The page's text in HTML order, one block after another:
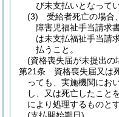
び未支払いとなって
(3)
受給者死亡の場合
障害児福祉手当請求
は未支払福祉手当請
払うこと。
(資格喪失届が未提出の
第21条
資格喪失届又は
っても、実施機関にお
し、又は死亡したこと
により処理するものとす